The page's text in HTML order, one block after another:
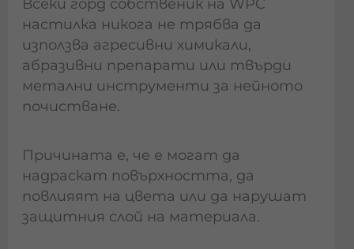
Всеки горд собственик на WPC
настилка никога не трябва да
използва агресивни химикали,
абразивни препарати или твърди
метални инструменти за нейното
почистване.
Причината е, че е могат да
надраскат повърхността, да
повлияят на цвета или да нарушат
защитния слой на материала.